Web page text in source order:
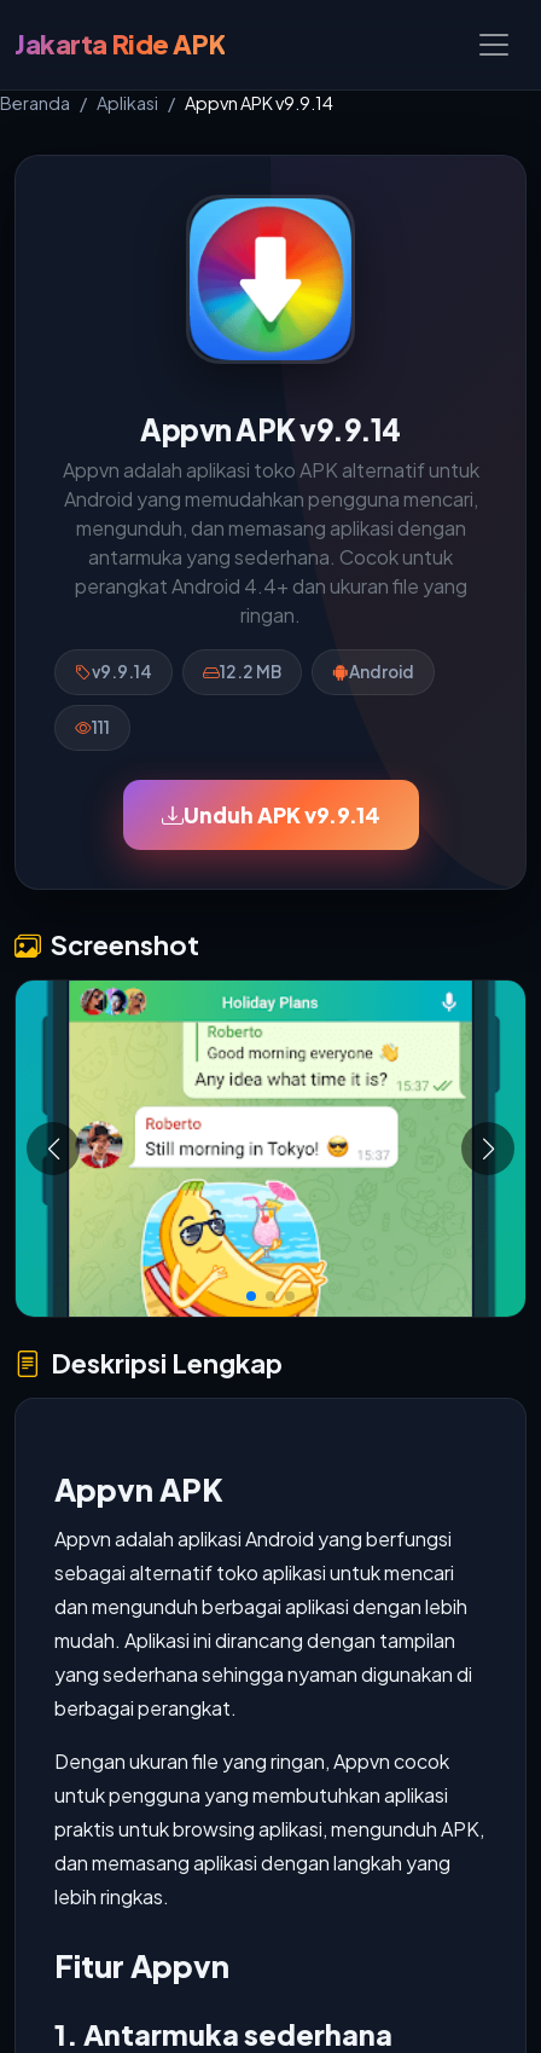
Jakarta Ride APK
Beranda Aplikasi Appvn APK v9.9.14
Appvn APK v9.9.14
Appvn adalah aplikasi toko APK alternatif untuk
Android yang memudahkan pengguna mencari,
mengunduh, dan memasang aplikasi dengan
antarmuka yang sederhana. Cocok untuk
perangkat Android 4.4+ dan ukuran file yang
ringan.
v9.9.14 12.2 MB Android
111
Unduh APK v9.9.14
Screenshot
Deskripsi Lengkap
Appvn APK
Appvn adalah aplikasi Android yang berfungsi
sebagai alternatif toko aplikasi untuk mencari
dan mengunduh berbagai aplikasi dengan lebih
mudah. Aplikasi ini dirancang dengan tampilan
yang sederhana sehingga nyaman digunakan di
berbagai perangkat.
Dengan ukuran file yang ringan, Appvn cocok
untuk pengguna yang membutuhkan aplikasi
praktis untuk browsing aplikasi, mengunduh APK,
dan memasang aplikasi dengan langkah yang
lebih ringkas.
Fitur Appvn
1. Antarmuka sederhana